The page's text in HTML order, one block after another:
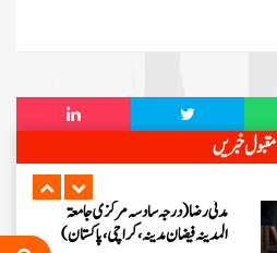
مقبول خبریں
عبد الرسول (درجہ خامسہ مرکزی
جامعۃ المدینہ فیضان مدینہ ،کراچی
مدنی رضا(درجہ سادسہ مرکز ی جامعۃ
المدینہ فیضان مدینہ ،کراچی،پاکستان)